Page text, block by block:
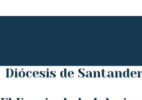
Diócesis de